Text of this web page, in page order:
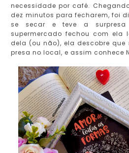
necessidade por café.
dez minutos para fecharem, foi
se secar e teve a
supermercado fechou com ela
dela (ou não), ela descobre
presa no local, e assim conhece